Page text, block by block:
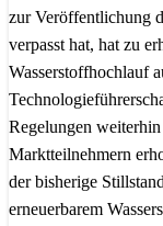
zur Veröffentlichung
verpasst hat, hat zu
Wasserstoffhochlauf
Regelungen
Marktteilnehmern
der bisherige
erneuerbarem